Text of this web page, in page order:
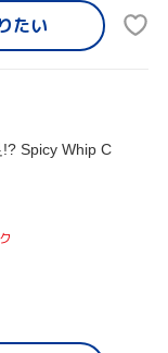
たい
Spicy Whip C